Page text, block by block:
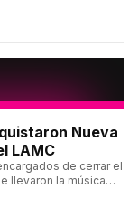
Nueva
LAMC
de cerrar el
llevaron la música